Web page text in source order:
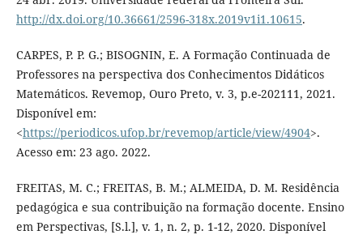
http://dx.doi.org/10.36661/2596-318x.2019v1i1.10615.
CARPES, P. P. G.; BISOGNIN, E. A Formação Continuada de
Professores na perspectiva dos Conhecimentos Didáticos
Matemáticos. Revemop, Ouro Preto, v. 3, p.e-202111, 2021.
Disponível em:
<https://periodicos.ufop.br/revemop/article/view/4904>.
Acesso em: 23 ago. 2022.
FREITAS, M. C.; FREITAS, B. M.; ALMEIDA, D. M. Residência
pedagógica e sua contribuição na formação docente. Ensino
em Perspectivas, [S.l.], v. 1, n. 2, p. 1-12, 2020. Disponível